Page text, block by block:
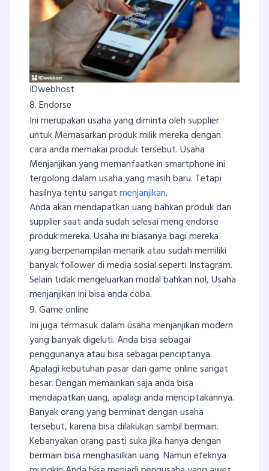
IDwebhost
8. Endorse
Ini merupakan usaha yang diminta oleh supplier
untuk Memasarkan produk milik mereka dengan
cara anda memakai produk tersebut. Usaha
Menjanjikan yang memanfaatkan smartphone ini
tergolong dalam usaha yang masih baru. Tetapi
hasilnya tentu sangatmenjanjikan.
Anda akan mendapatkan uang bahkan produk dari
supplier saat anda sudah selesai meng endorse
produk mereka. Usaha ini biasanya bagi mereka
yang berpenampilan menarik atau sudah memiliki
banyak follower di media sosial seperti Instagram.
Selain tidak mengeluarkan modal bahkan nol, Usaha
menjanjikan ini bisa anda coba.
9. Game online
Ini juga termasuk dalam usaha menjanjikan modern
yang banyak digeluti. Anda bisa sebagai
penggunanya atau bisa sebagai penciptanya.
Apalagi kebutuhan pasar dari game online sangat
besar. Dengan memainkan saja anda bisa
mendapatkan uang, apalagi anda menciptakannya.
Banyak orang yang berminat dengan usaha
tersebut, karena bisa dilakukan sambil bermain.
Kebanyakan orang pasti suka jika hanya dengan
bermain bisa menghasilkan uang. Namun efeknya